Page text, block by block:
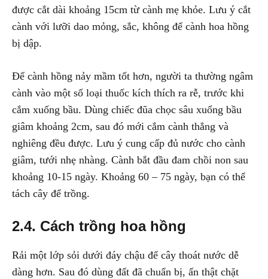
được cắt dài khoảng 15cm từ cành mẹ khỏe. Lưu ý cắt
cành với lưỡi dao mỏng, sắc, không để cành hoa hồng
bị dập.
Để cành hồng nảy mầm tốt hơn, người ta thường ngâm
cành vào một số loại thuốc kích thích ra rễ, trước khi
cắm xuống bầu. Dùng chiếc đũa chọc sâu xuống bầu
giâm khoảng 2cm, sau đó mới cắm cành thẳng và
nghiêng đều được. Lưu ý cung cấp đủ nước cho cành
giâm, tưới nhẹ nhàng. Cành bắt đầu đam chồi non sau
khoảng 10-15 ngày. Khoảng 60 – 75 ngày, bạn có thể
tách cây để trồng.
2.4. Cách trồng hoa hồng
Rải một lớp sỏi dưới đáy chậu để cây thoát nước dễ
dàng hơn. Sau đó dùng đất đã chuẩn bị, ấn thật chặt